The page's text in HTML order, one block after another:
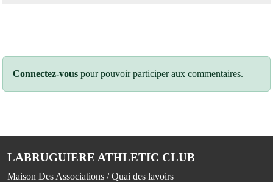
Connectez-vous pour pouvoir participer aux commentaires.
LABRUGUIERE ATHLETIC CLUB
Maison Des Associations / Quai des lavoirs